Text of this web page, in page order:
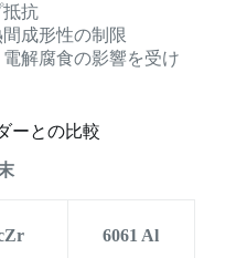
抵抗
成形性の制限
解腐食の影響を受け
ーとの比較
6061 Al